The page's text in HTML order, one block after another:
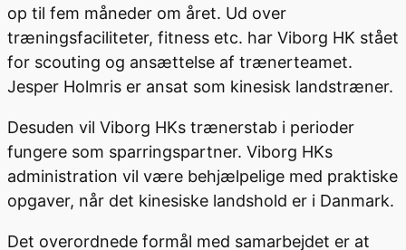
op til fem måneder om året. Ud over
træningsfaciliteter, fitness etc. har Viborg HK stået
for scouting og ansættelse af trænerteamet.
Jesper Holmris er ansat som kinesisk landstræner.
Desuden vil Viborg HKs trænerstab i perioder
fungere som sparringspartner. Viborg HKs
administration vil være behjælpelige med praktiske
opgaver, når det kinesiske landshold er i Danmark.
Det overordnede formål med samarbejdet er at